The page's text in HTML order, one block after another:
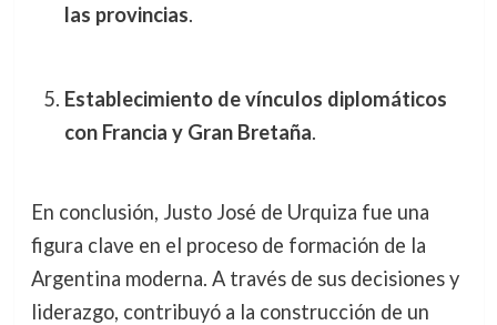
las provincias.
Establecimiento de vínculos diplomáticos
con Francia y Gran Bretaña.
En conclusión, Justo José de Urquiza fue una
figura clave en el proceso de formación de la
Argentina moderna. A través de sus decisiones y
liderazgo, contribuyó a la construcción de un